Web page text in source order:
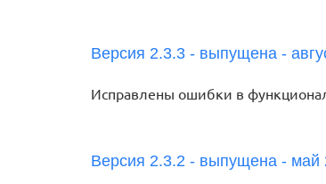
Версия 2.3.3 - выпущена -
Исправлены ошибки в
Версия 2.3.2 - выпущена - май